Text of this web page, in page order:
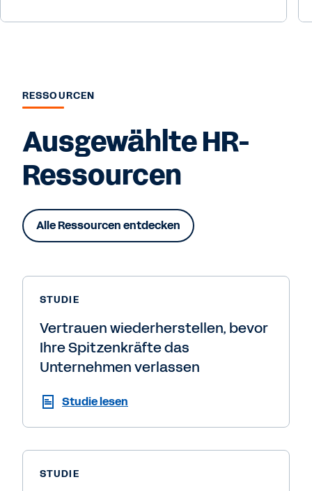
RESSOURCEN
Ausgewählte HR-
Ressourcen
Alle Ressourcen entdecken
STUDIE
Vertrauen wiederherstellen, bevor
Ihre Spitzenkräfte das
Unternehmen verlassen
Studie lesen
STUDIE